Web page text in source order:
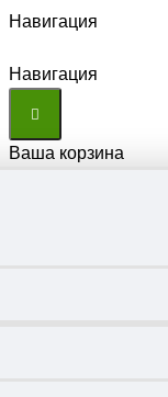
Навигация
Навигация
Ваша корзина